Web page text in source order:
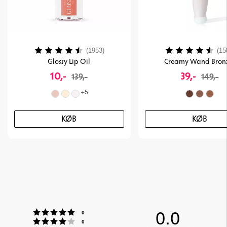
Glossy Lip Oil
10,- 139,-
+5
KØB
Vurdering: (1953) 4.2 ud af 5 stjerner
Creamy Wand
39,- 149,-
KØB
Vurdering:
Vurdering:5 ud af 5 stjerner
0
Vurdering:4 ud af 5 stjerner
0 0.0